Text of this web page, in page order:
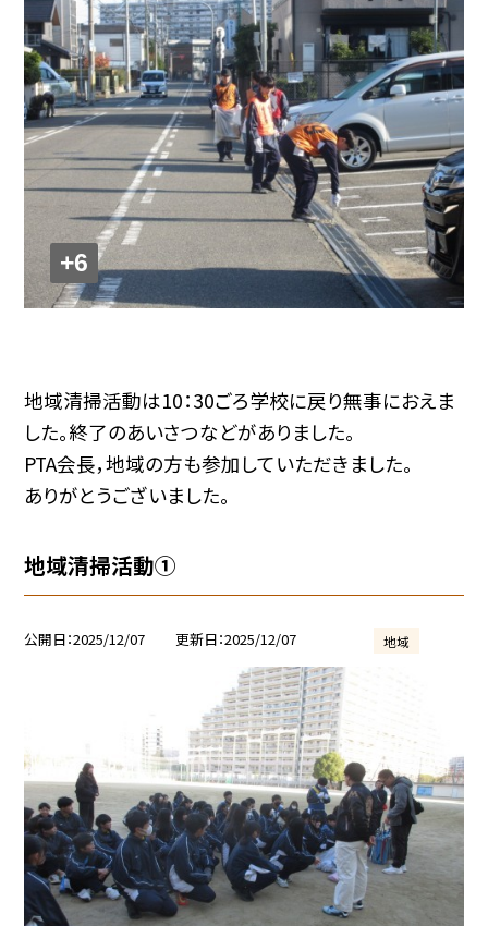
+6
地域清掃活動は10：30ごろ学校に戻り無事におえま
した。終了のあいさつなどがありました。
PTA会長，地域の方も参加していただきました。
ありがとうございました。
地域清掃活動①
公開日 2025/12/07 更新日 2025/12/07 地域